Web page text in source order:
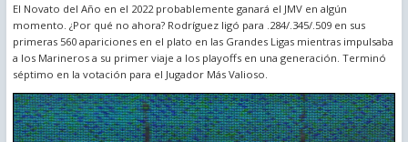
El Novato del Año en el 2022 probablemente ganará el JMV en algún
momento. ¿Por qué no ahora? Rodríguez ligó para .284/.345/.509 en sus
primeras 560 apariciones en el plato en las Grandes Ligas mientras impulsaba
a los Marineros a su primer viaje a los playoffs en una generación. Terminó
séptimo en la votación para el Jugador Más Valioso.